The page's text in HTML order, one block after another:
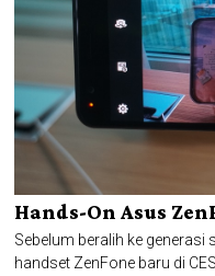
Hands-On Asus
Sebelum beralih ke generasi
handset ZenFone baru di